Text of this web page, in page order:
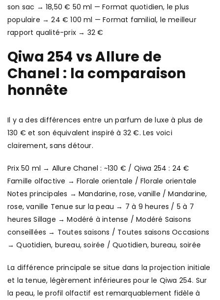
son sac → 18,50 € 50 ml — Format quotidien, le plus
populaire → 24 € 100 ml — Format familial, le meilleur
rapport qualité-prix → 32 €
Qiwa 254 vs Allure de
Chanel : la comparaison
honnête
Il y a des différences entre un parfum de luxe à plus de
130 € et son équivalent inspiré à 32 €. Les voici
clairement, sans détour.
Prix 50 ml → Allure Chanel : ~130 € / Qiwa 254 : 24 €
Famille olfactive → Florale orientale / Florale orientale
Notes principales → Mandarine, rose, vanille / Mandarine,
rose, vanille Tenue sur la peau → 7 à 9 heures / 5 à 7
heures Sillage → Modéré à intense / Modéré Saisons
conseillées → Toutes saisons / Toutes saisons Occasions
→ Quotidien, bureau, soirée / Quotidien, bureau, soirée
La différence principale se situe dans la projection initiale
et la tenue, légèrement inférieures pour le Qiwa 254. Sur
la peau, le profil olfactif est remarquablement fidèle à